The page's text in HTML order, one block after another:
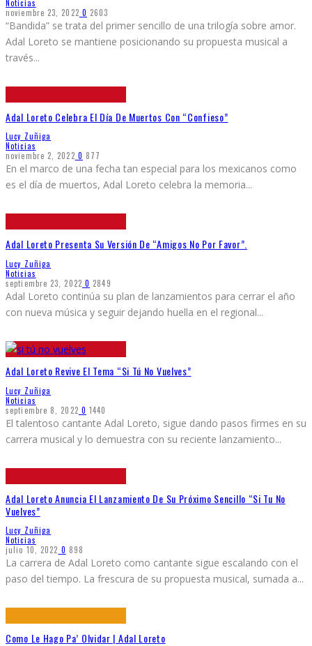
Noticias
noviembre 23, 2022 0 2603
“Bandida” se trata del primer sencillo de una trilogía sobre amor.
Adal Loreto se mantiene posicionando su propuesta musical a
través...
Adal Loreto Celebra El Día De Muertos Con “Confieso”
Lucy Zuñiga
Noticias
noviembre 2, 2022 0 877
En el marco de una fecha tan especial para los mexicanos como
es el día de muertos, Adal Loreto celebra la memoria...
Adal Loreto Presenta Su Versión De “Amigos No Por Favor”.
Lucy Zuñiga
Noticias
septiembre 23, 2022 0 2849
Adal Loreto continúa su plan de lanzamientos para cerrar el año
con nueva música y seguir dejando huella en el regional...
Adal Loreto Revive El Tema “Si Tú No Vuelves”
Lucy Zuñiga
Noticias
septiembre 8, 2022 0 1440
El talentoso cantante Adal Loreto, sigue dando pasos firmes en su
carrera musical y lo demuestra con su reciente lanzamiento...
Adal Loreto Anuncia El Lanzamiento De Su Próximo Sencillo “Si Tu No
Vuelves”
Lucy Zuñiga
Noticias
julio 10, 2022 0 898
La carrera de Adal Loreto como cantante sigue escalando con el
paso del tiempo. La frescura de su propuesta musical, sumada a...
Como Le Hago Pa’ Olvidar | Adal Loreto